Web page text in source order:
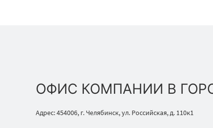
ОФИС КОМПАНИИ В
Адрес: 454006, г. Челябинск, ул. Российская, д. 110к1